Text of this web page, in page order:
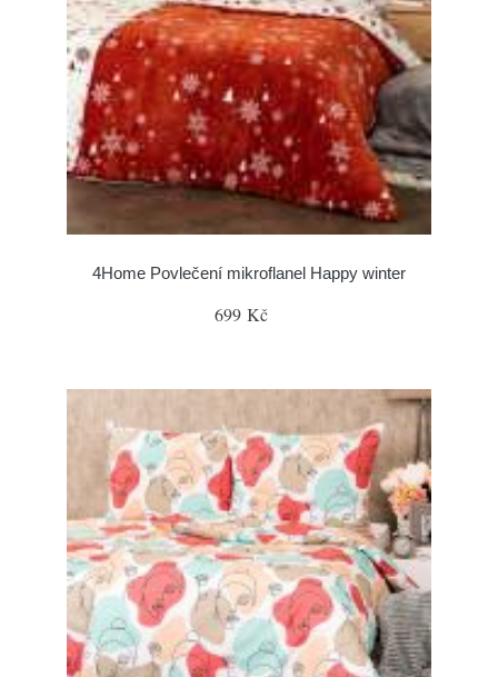
4Home Povlečení mikroflanel Happy winter
699 Kč